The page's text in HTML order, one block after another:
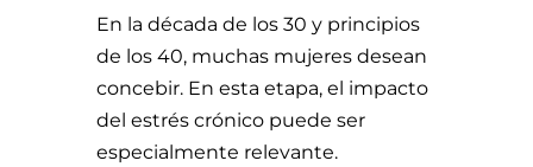
En la década de los 30 y principios
de los 40, muchas mujeres desean
concebir. En esta etapa, el impacto
del estrés crónico puede ser
especialmente relevante.